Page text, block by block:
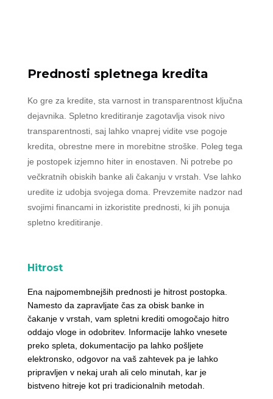
Prednosti spletnega kredita
Ko gre za kredite, sta varnost in transparentnost ključna
dejavnika. Spletno kreditiranje zagotavlja visok nivo
transparentnosti, saj lahko vnaprej vidite vse pogoje
kredita, obrestne mere in morebitne stroške. Poleg tega
je postopek izjemno hiter in enostaven. Ni potrebe po
večkratnih obiskih banke ali čakanju v vrstah. Vse lahko
uredite iz udobja svojega doma. Prevzemite nadzor nad
svojimi financami in izkoristite prednosti, ki jih ponuja
spletno kreditiranje.
Hitrost
Ena najpomembnejših prednosti je hitrost postopka.
Namesto da zapravljate čas za obisk banke in
čakanje v vrstah, vam spletni krediti omogočajo hitro
oddajo vloge in odobritev. Informacije lahko vnesete
preko spleta, dokumentacijo pa lahko pošljete
elektronsko, odgovor na vaš zahtevek pa je lahko
pripravljen v nekaj urah ali celo minutah, kar je
bistveno hitreje kot pri tradicionalnih metodah.